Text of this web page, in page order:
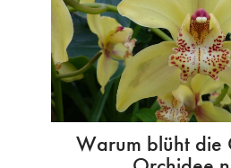
Warum blüht die